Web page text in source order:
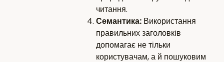
читання.
Семантика: Використання
правильних заголовків
допомагає не тільки
користувачам, а й пошуковим